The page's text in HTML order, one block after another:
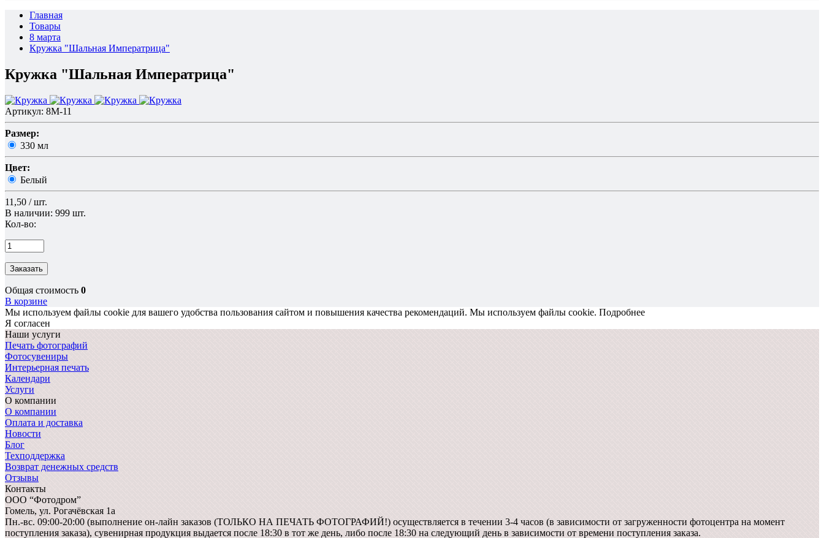
Главная
Товары
8 марта
Кружка "Шальная Императрица"
Кружка "Шальная Императрица"
Артикул: 8M-11
Размер:
330 мл
Цвет:
Белый
11,50 / шт.
В наличии: 999 шт.
Кол-во:
Заказать
Общая стоимость 0
В корзине
Мы используем файлы cookie для вашего удобства пользования сайтом и повышения качества рекомендаций. Мы используем файлы cookie. Подробнее
Я согласен
Наши услуги
Печать фотографий
Фотосувениры
Интерьерная печать
Календари
Услуги
О компании
О компании
Оплата и доставка
Новости
Блог
Техподдержка
Возврат денежных средств
Отзывы
Контакты
ООО “Фотодром”
Гомель, ул. Рогачёвская 1а
Пн.-вс. 09:00-20:00 (выполнение он-лайн заказов (ТОЛЬКО НА ПЕЧАТЬ ФОТОГРАФИЙ!) осуществляется в течении 3-4 часов (в зависимости от загруженности фотоцентра на момент
поступления заказа), сувенирная продукция выдается после 18:30 в тот же день, либо после 18:30 на следующий день в зависимости от времени поступления заказа.